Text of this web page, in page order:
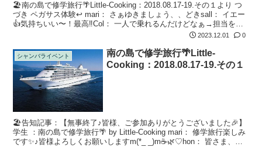
🏖南の島で修学旅行🌴Little-Cooking：2018.08.17-19.その１より つ
づき ペガサス体験↩ mari： さぁゆきましょう、、どきsall： イエー
👍気持ちいい〜！最高‼️Col： 一人で乗れるんだけどなぁ→担当を見
2023.12.01 0
シャンバライベント
南の島で修学旅行🌴Little-
Cooking：2018.08.17-19.その１
🏖告知記事：【無事終了♪皆様、ご参加ありがとうございました🎉】
学生 ：南の島で修学旅行🌴 by Little-Cooking mari： 修学旅行楽しみ
です✨♪皆様よろしくお願いしますm(*_ _)m☕🌿♡hon： 皆さま、よ